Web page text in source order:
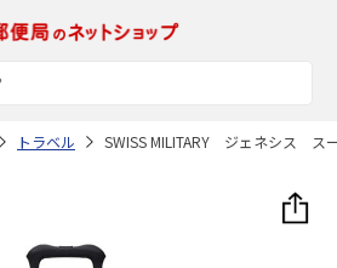
トラベル SWISS MILITARY ジェネシス ス